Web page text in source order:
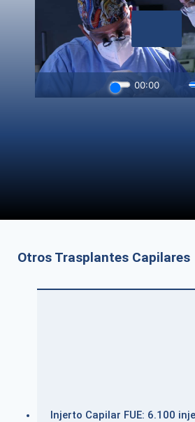
Otros Trasplantes Capilares
Injerto Capilar FUE: 6.100